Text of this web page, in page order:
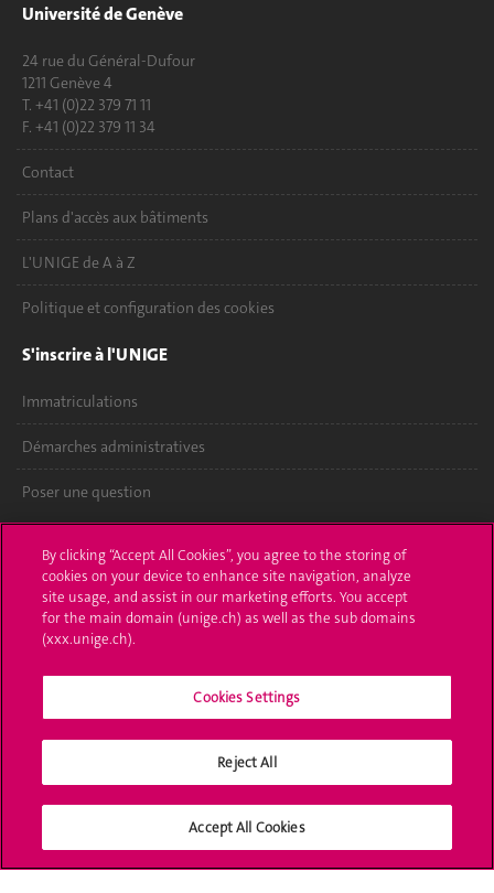
Université de Genève
24 rue du Général-Dufour
1211 Genève 4
T. +41 (0)22 379 71 11
F. +41 (0)22 379 11 34
Contact
Plans d'accès aux bâtiments
L'UNIGE de A à Z
Politique et configuration des cookies
S'inscrire à l'UNIGE
Immatriculations
Démarches administratives
Poser une question
UNIGE Mobile
Médias
Offres d'emploi
Bibliothèque
Médias sociaux UNIGE
By clicking “Accept All Cookies”, you agree to the storing of
cookies on your device to enhance site navigation, analyze
site usage, and assist in our marketing efforts. You accept
for the main domain (unige.ch) as well as the sub domains
(xxx.unige.ch).
Cookies Settings
Reject All
Accept All Cookies